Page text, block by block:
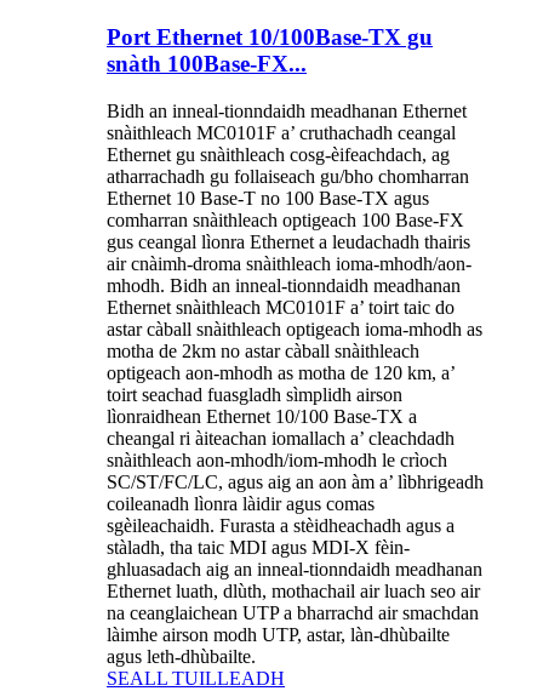
Port Ethernet 10/100Base-TX gu
snàth 100Base-FX...
Bidh an inneal-tionndaidh meadhanan Ethernet
snàithleach MC0101F a’ cruthachadh ceangal
Ethernet gu snàithleach cosg-èifeachdach, ag
atharrachadh gu follaiseach gu/bho chomharran
Ethernet 10 Base-T no 100 Base-TX agus
comharran snàithleach optigeach 100 Base-FX
gus ceangal lìonra Ethernet a leudachadh thairis
air cnàimh-droma snàithleach ioma-mhodh/aon-
mhodh. Bidh an inneal-tionndaidh meadhanan
Ethernet snàithleach MC0101F a’ toirt taic do
astar càball snàithleach optigeach ioma-mhodh as
motha de 2km no astar càball snàithleach
optigeach aon-mhodh as motha de 120 km, a’
toirt seachad fuasgladh sìmplidh airson
lìonraidhean Ethernet 10/100 Base-TX a
cheangal ri àiteachan iomallach a’ cleachdadh
snàithleach aon-mhodh/iom-mhodh le crìoch
SC/ST/FC/LC, agus aig an aon àm a’ lìbhrigeadh
coileanadh lìonra làidir agus comas
sgèileachaidh. Furasta a stèidheachadh agus a
stàladh, tha taic MDI agus MDI-X fèin-
ghluasadach aig an inneal-tionndaidh meadhanan
Ethernet luath, dlùth, mothachail air luach seo air
na ceanglaichean UTP a bharrachd air smachdan
làimhe airson modh UTP, astar, làn-dhùbailte
agus leth-dhùbailte.
SEALL TUILLEADH